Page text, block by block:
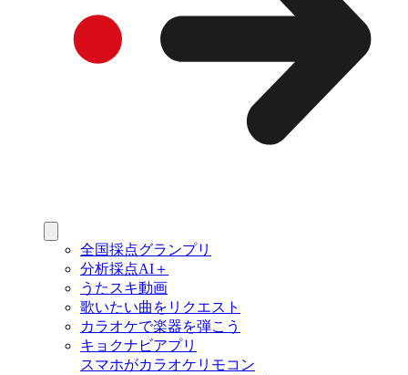
全国採点グランプリ
分析採点AI＋
うたスキ動画
歌いたい曲をリクエスト
カラオケで楽器を弾こう
キョクナビアプリ
スマホがカラオケリモコン